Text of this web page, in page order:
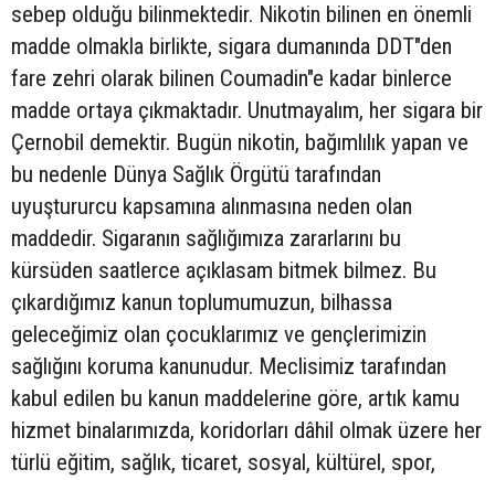
sebep olduğu bilinmektedir. Nikotin bilinen en önemli
madde olmakla birlikte, sigara dumanında DDT"den
fare zehri olarak bilinen Coumadin"e kadar binlerce
madde ortaya çıkmaktadır. Unutmayalım, her sigara bir
Çernobil demektir. Bugün nikotin, bağımlılık yapan ve
bu nedenle Dünya Sağlık Örgütü tarafından
uyuştururcu kapsamına alınmasına neden olan
maddedir. Sigaranın sağlığımıza zararlarını bu
kürsüden saatlerce açıklasam bitmek bilmez. Bu
çıkardığımız kanun toplumumuzun, bilhassa
geleceğimiz olan çocuklarımız ve gençlerimizin
sağlığını koruma kanunudur. Meclisimiz tarafından
kabul edilen bu kanun maddelerine göre, artık kamu
hizmet binalarımızda, koridorları dâhil olmak üzere her
türlü eğitim, sağlık, ticaret, sosyal, kültürel, spor,